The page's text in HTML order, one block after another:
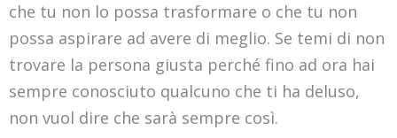
che tu non lo possa trasformare o che tu non
possa aspirare ad avere di meglio. Se temi di non
trovare la persona giusta perché fino ad ora hai
sempre conosciuto qualcuno che ti ha deluso,
non vuol dire che sarà sempre così.